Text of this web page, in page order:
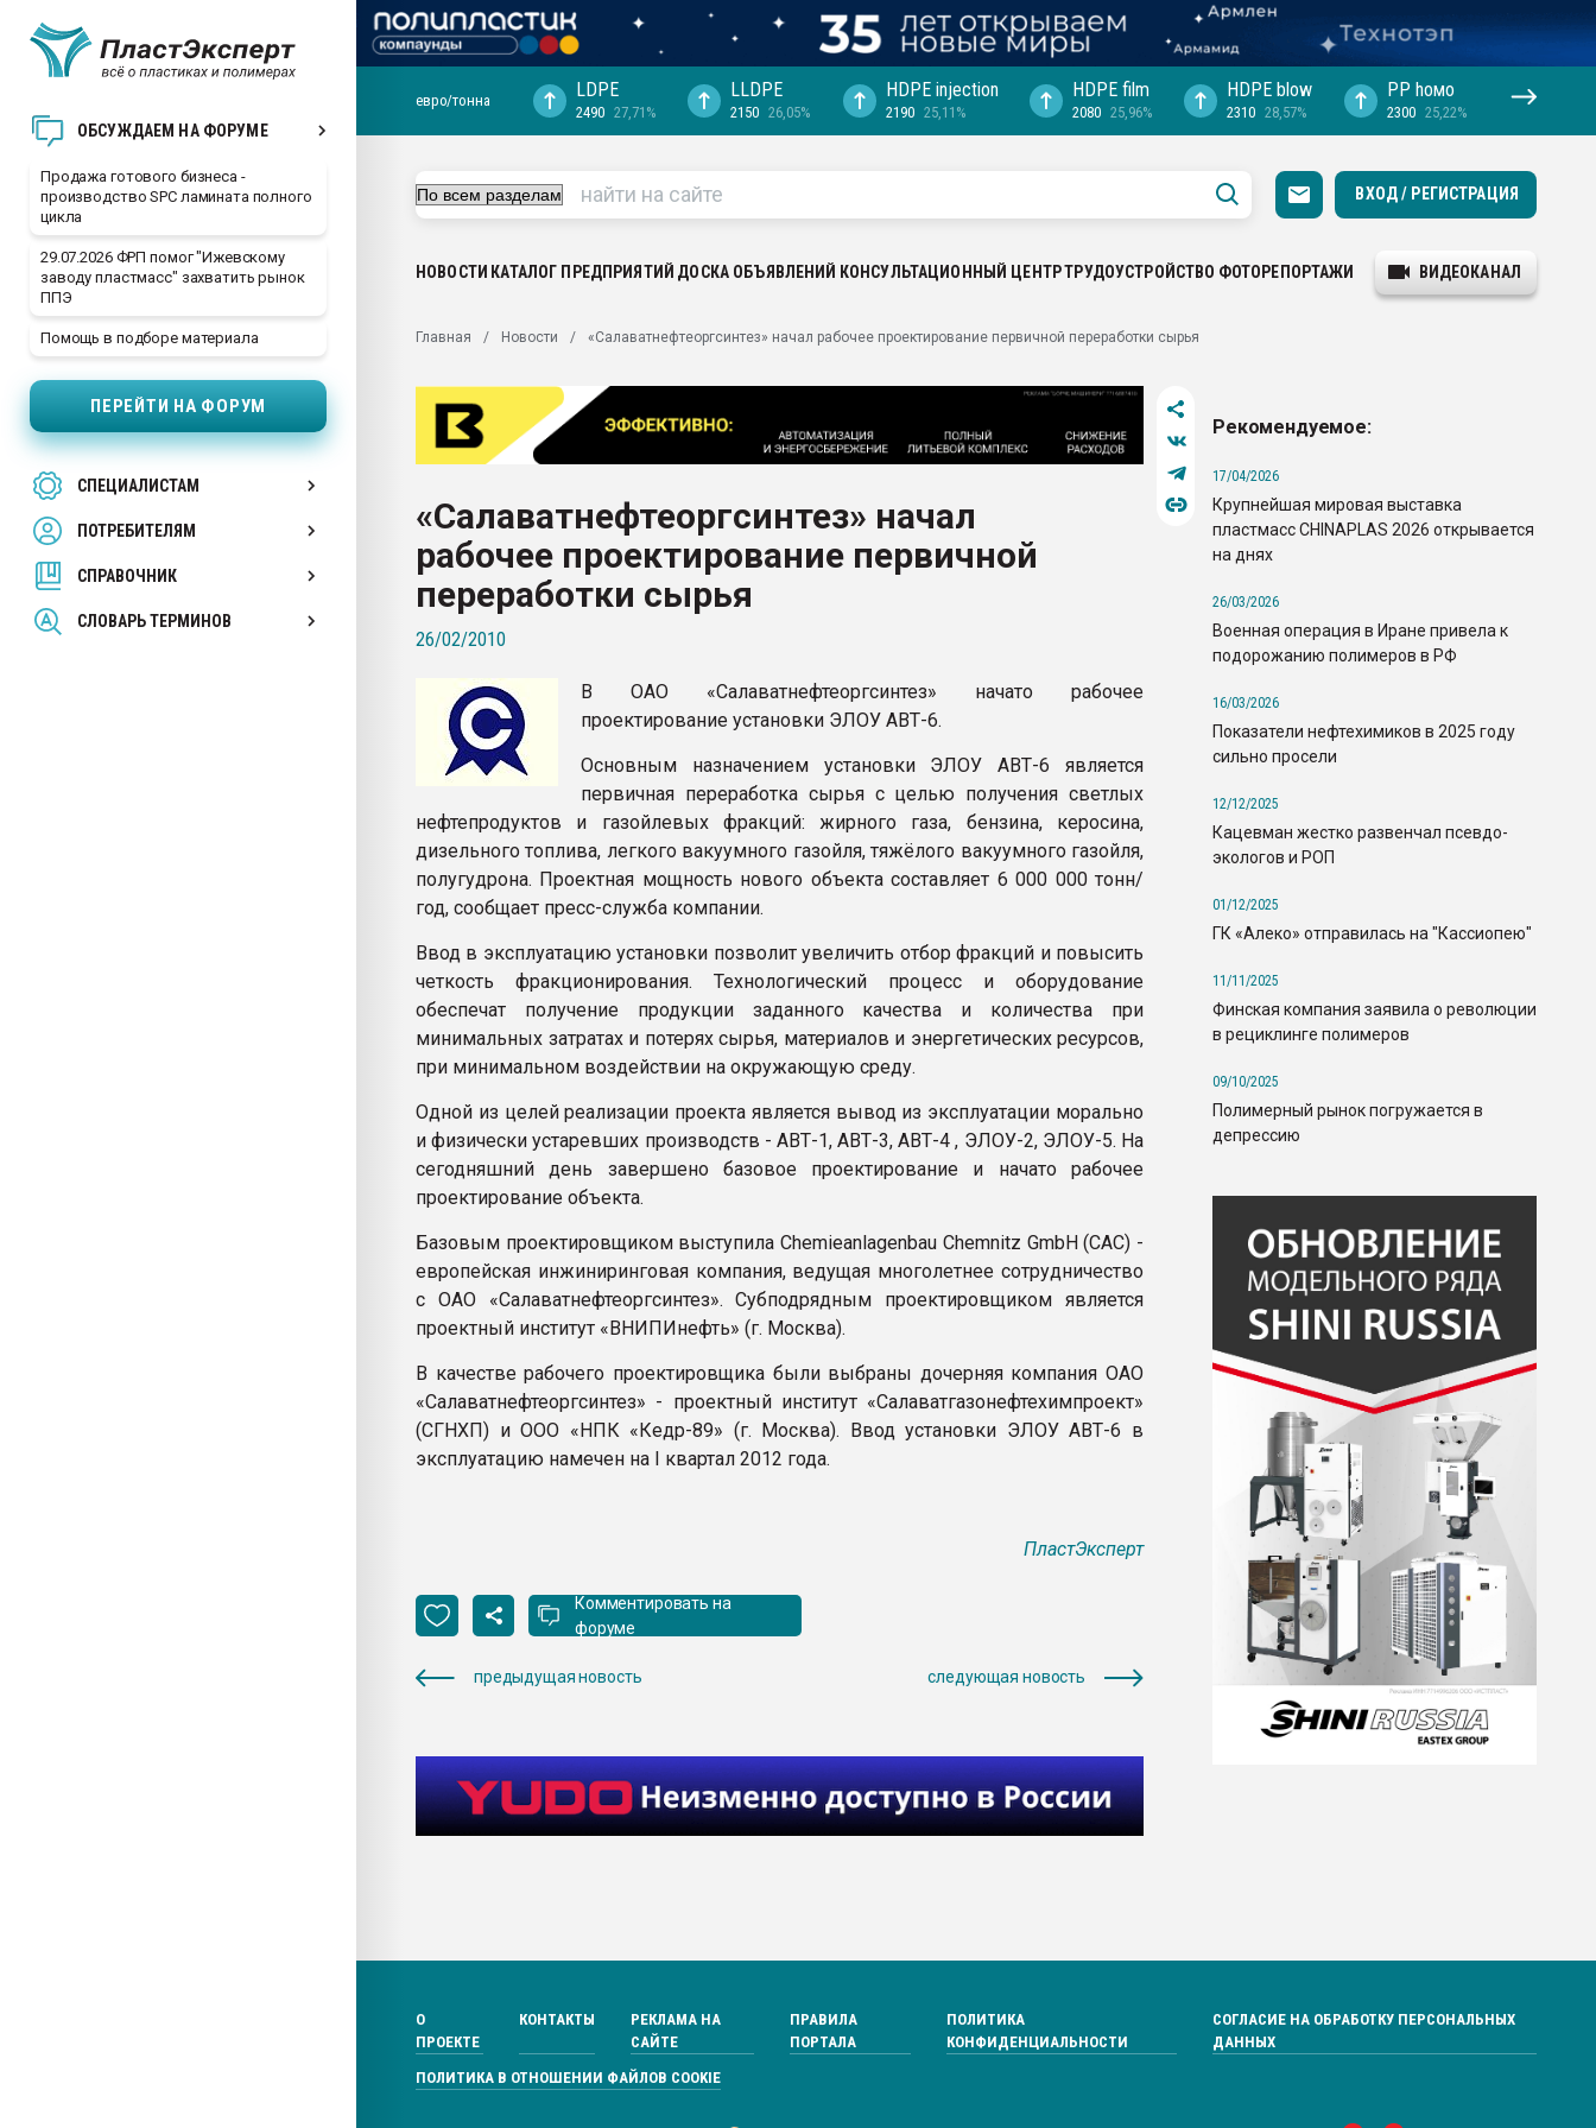
ОБСУЖДАЕМ НА ФОРУМЕ
Продажа готового бизнеса -
производство SPC ламината полного
цикла
29.07.2026 ФРП помог "Ижевскому
заводу пластмасс" захватить рынок
ППЭ
Помощь в подборе материала
ПЕРЕЙТИ НА ФОРУМ
СПЕЦИАЛИСТАМ
ПОТРЕБИТЕЛЯМ
СПРАВОЧНИК
СЛОВАРЬ ТЕРМИНОВ
28.07.2026 "Технониколь" довольна
Всё, что касается выдува ПЭТ
Материал поверхности пуансона для
Продам отходы Композиция
поликарбоната и АБС-пластика
Armaloy PC/ABS-1IM черный цвет
Профильная литература. Продажа,
покупка, обмен
ПЕРЕЙТИ НА ФОРУМ
евро/тонна LDPE
2490 27,71%
LLDPE
2150 26,05%
HDPE injection
2190 25,11%
HDPE film
2080 25,96%
HDPE blow
2310 28,57%
PP hомо
2300 25,22%
ВХОД / РЕГИСТРАЦИЯ
НОВОСТИ КАТАЛОГ ПРЕДПРИЯТИЙ ДОСКА ОБЪЯВЛЕНИЙ КОНСУЛЬТАЦИОННЫЙ ЦЕНТРТРУДОУСТРОЙСТВО ФОТОРЕПОРТАЖИ ВИДЕОКАНАЛ
Главная Новости «Салаватнефтеоргсинтез» начал рабочее проектирование первичной переработки сырья
«Салаватнефтеоргсинтез» начал
рабочее проектирование первичной
переработки сырья
26/02/2010
В ОАО «Салаватнефтеоргсинтез» начато рабочее
проектирование установки ЭЛОУ АВТ-6.
Основным назначением установки ЭЛОУ АВТ-6 является
первичная переработка сырья с целью получения светлых
нефтепродуктов и газойлевых фракций: жирного газа, бензина, керосина,
дизельного топлива, легкого вакуумного газойля, тяжёлого вакуумного газойля,
полугудрона. Проектная мощность нового объекта составляет 6 000 000 тонн/
год, сообщает пресс-служба компании.
Ввод в эксплуатацию установки позволит увеличить отбор фракций и повысить
четкость фракционирования. Технологический процесс и оборудование
обеспечат получение продукции заданного качества и количества при
минимальных затратах и потерях сырья, материалов и энергетических ресурсов,
при минимальном воздействии на окружающую среду.
Одной из целей реализации проекта является вывод из эксплуатации морально
и физически устаревших производств - АВТ-1, АВТ-3, АВТ-4 , ЭЛОУ-2, ЭЛОУ-5. На
сегодняшний день завершено базовое проектирование и начато рабочее
проектирование объекта.
Базовым проектировщиком выступила Chemieanlagenbau Chemnitz GmbH (CAC) -
европейская инжиниринговая компания, ведущая многолетнее сотрудничество
с ОАО «Салаватнефтеоргсинтез». Субподрядным проектировщиком является
проектный институт «ВНИПИнефть» (г. Москва).
В качестве рабочего проектировщика были выбраны дочерняя компания ОАО
«Салаватнефтеоргсинтез» - проектный институт «Салаватгазонефтехимпроект»
(СГНХП) и ООО «НПК «Кедр-89» (г. Москва). Ввод установки ЭЛОУ АВТ-6 в
эксплуатацию намечен на I квартал 2012 года.
ПластЭксперт
Комментировать на
форуме
предыдущая новость следующая новость
Рекомендуемое:
17/04/2026
Крупнейшая мировая выставка
пластмасс CHINAPLAS 2026 открывается
на днях
26/03/2026
Военная операция в Иране привела к
подорожанию полимеров в РФ
16/03/2026
Показатели нефтехимиков в 2025 году
сильно просели
12/12/2025
Кацевман жестко развенчал псевдо-
экологов и РОП
01/12/2025
ГК «Алеко» отправилась на "Кассиопею"
11/11/2025
Финская компания заявила о революции
в рециклинге полимеров
09/10/2025
Полимерный рынок погружается в
депрессию
О
ПРОЕКТЕ
КОНТАКТЫ
РЕКЛАМА НА
САЙТЕ
ПРАВИЛА
ПОРТАЛА
ПОЛИТИКА
КОНФИДЕНЦИАЛЬНОСТИ
СОГЛАСИЕ НА ОБРАБОТКУ ПЕРСОНАЛЬНЫХ
ДАННЫХ
ПОЛИТИКА В ОТНОШЕНИИ ФАЙЛОВ COOKIE